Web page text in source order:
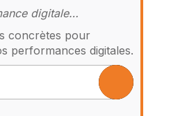
digitale…
concrètes pour
performances digitales.